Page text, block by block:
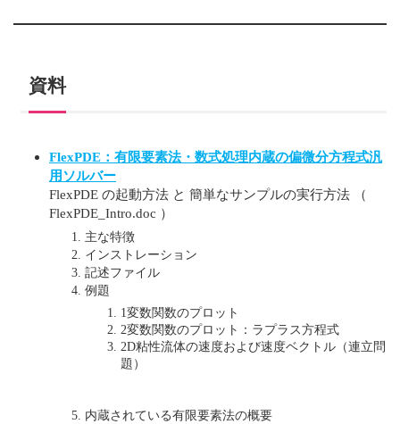
資料
FlexPDE：有限要素法・数式処理内蔵の偏微分方程式汎
用ソルバー
FlexPDE の起動方法 と 簡単なサンプルの実行方法 （
FlexPDE_Intro.doc ）
主な特徴
インストレーション
記述ファイル
例題
1変数関数のプロット
2変数関数のプロット：ラプラス方程式
2D粘性流体の速度および速度ベクトル（連立問
題）
内蔵されている有限要素法の概要